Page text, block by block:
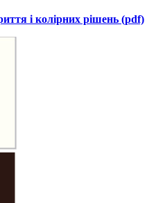
і колірних рішень (pdf)